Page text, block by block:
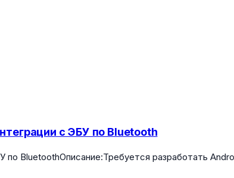
с ЭБУ по Bluetooth
BluetoothОписание:Требуется разработать